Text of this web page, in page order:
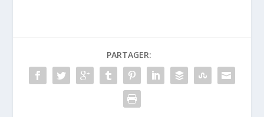
PARTAGER: